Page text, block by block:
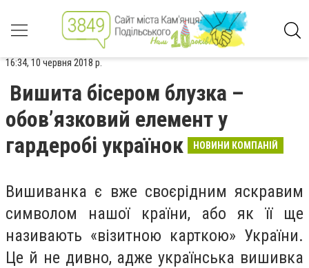
16:34, 10 червня 2018 р.
Вишита бісером блузка –
обов’язковий елемент у
гардеробі українок
НОВИНИ КОМПАНІЙ
Вишиванка є вже своєрідним яскравим
символом нашої країни, або як її ще
називають «візитною карткою» України.
Це й не дивно, адже українська вишивка